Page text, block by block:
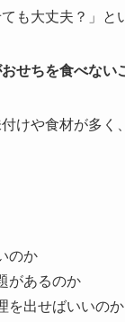
も大丈夫？」と
せちを食べない
けや食材が多
のか
があるのか
を出せばいいのか